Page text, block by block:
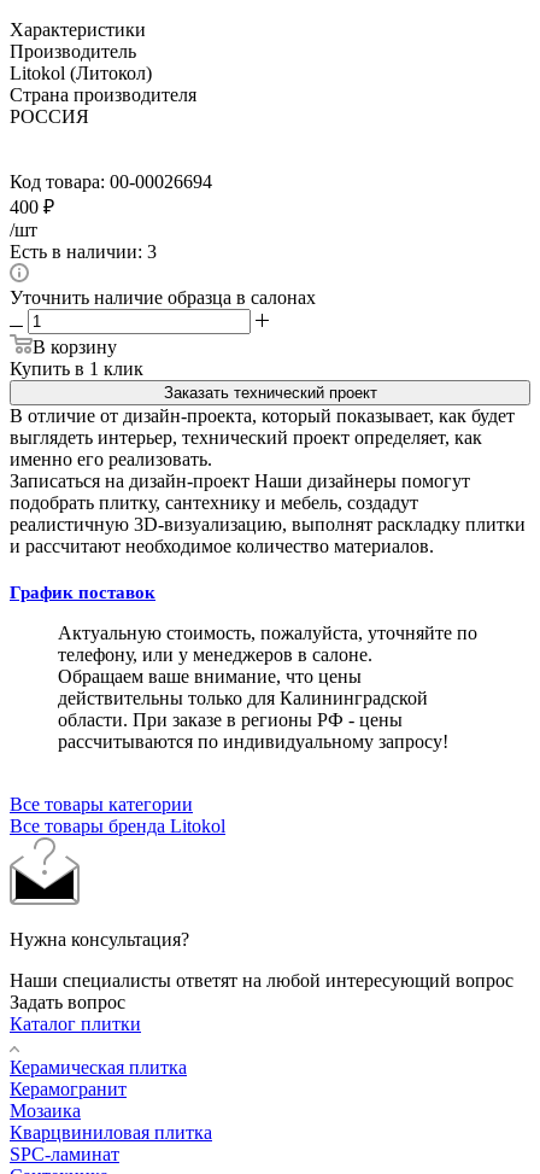
Характеристики
Производитель
Litokol (Литокол)
Страна производителя
РОССИЯ
Код товара: 00-00026694
400 ₽
/шт
Есть в наличии: 3
Уточнить наличие образца в салонах
В корзину
Купить в 1 клик
Заказать технический проект
В отличие от дизайн-проекта, который показывает, как будет
выглядеть интерьер, технический проект определяет, как
именно его реализовать.
Записаться на дизайн-проект Наши дизайнеры помогут
подобрать плитку, сантехнику и мебель, создадут
реалистичную 3D-визуализацию, выполнят раскладку плитки
и рассчитают необходимое количество материалов.
График поставок
Актуальную стоимость, пожалуйста, уточняйте по
телефону, или у менеджеров в салоне.
Обращаем ваше внимание, что цены
действительны только для Калининградской
области. При заказе в регионы РФ - цены
рассчитываются по индивидуальному запросу!
Все товары категории
Все товары бренда Litokol
Нужна консультация?
Наши специалисты ответят на любой интересующий вопрос
Задать вопрос
Каталог плитки
Керамическая плитка
Керамогранит
Мозаика
Кварцвиниловая плитка
SPC-ламинат